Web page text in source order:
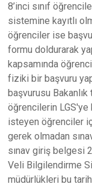
8’inci sınıf
sistemine kayıtlı
öğrenciler ise
formu doldurarak
kapsamında
fiziki bir başvuru
başvurusu
öğrencilerin LGS'ye
isteyen öğrenciler
gerek olmadan
sınav giriş belgesi
Veli Bilgilendirme
müdürlükleri bu